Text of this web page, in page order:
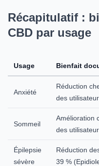
Récapitulatif :
CBD par usage
Usage Bienfait
Anxiété
Réduction
des
Sommeil
Amélioration
des
Épilepsie
sévère
Réduction
39 %